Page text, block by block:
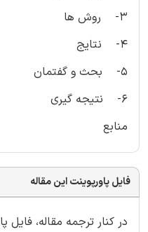
3- روش ها
4- نتایج
5- بحث و گفتمان
6- نتیجه گیری
منابع
فایل پاورپوینت این مقاله
در کنار ترجمه مقاله، فایل